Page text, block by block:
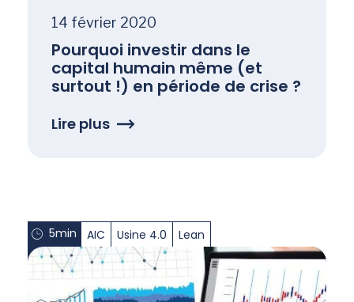
14 février 2020
Pourquoi investir dans le
capital humain même (et
surtout !) en période de crise ?
Lire plus
5min AIC Usine 4.0 Lean